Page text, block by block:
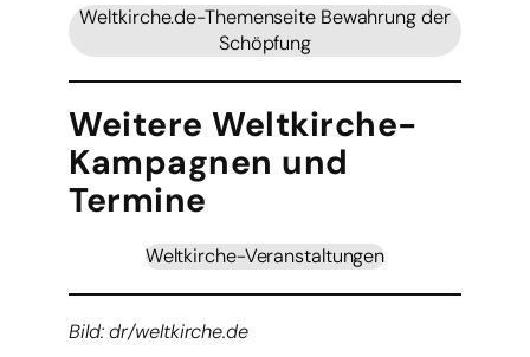
Weltkirche.de-Themenseite Bewahrung der
Schöpfung
Weitere Weltkirche-
Kampagnen und
Termine
Weltkirche-Veranstaltungen
Bild: dr/weltkirche.de